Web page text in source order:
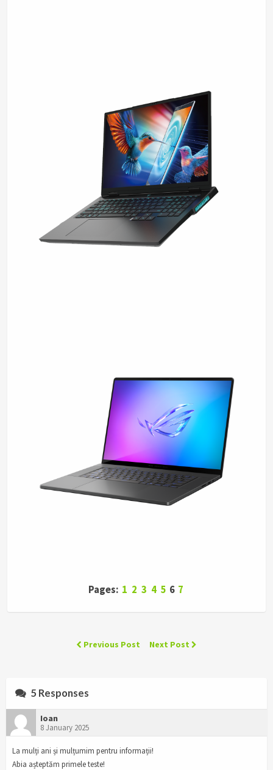
Pages: 1 2 3 4 5 6 7
Previous Post Next Post
5 Responses
Ioan
8 January 2025
La mulți ani și mulțumim pentru informații!
Abia așteptăm primele teste!